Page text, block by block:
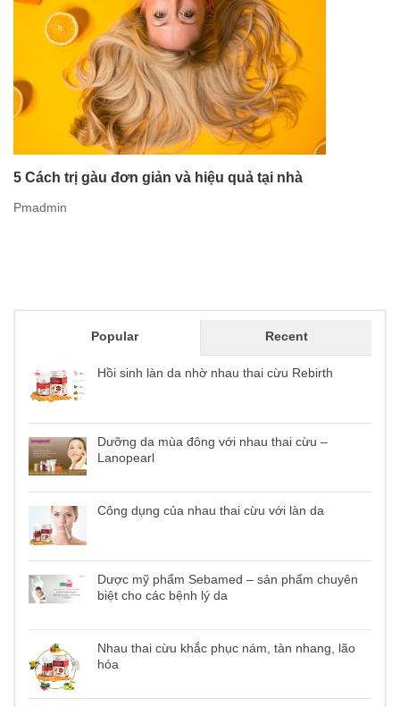
5 Cách trị gàu đơn giản và hiệu quả tại nhà
Pmadmin
Popular Recent
Hồi sinh làn da nhờ nhau thai cừu Rebirth
Dưỡng da mùa đông với nhau thai cừu –
Lanopearl
Công dụng của nhau thai cừu với làn da
Dược mỹ phẩm Sebamed – sản phẩm chuyên
biệt cho các bệnh lý da
Nhau thai cừu khắc phục nám, tàn nhang, lão
hóa